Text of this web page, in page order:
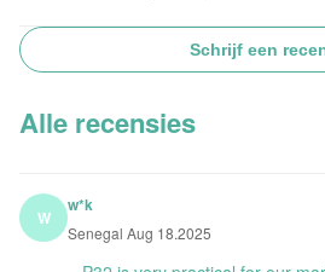
Schrijf een
Alle recensies
W
w*k
Senegal Aug 18.2025